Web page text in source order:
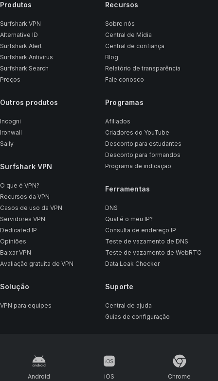
Produtos
Surfshark VPN
Alternative ID
Surfshark Alert
Surfshark Antivirus
Surfshark Search
Preços
Outros produtos
Incogni
Ironwall
Saily
Surfshark VPN
O que é VPN?
Recursos da VPN
Casos de uso da VPN
Servidores VPN
Dedicated IP
Opiniões
Baixar VPN
Avaliação gratuita de VPN
Solução
VPN para equipes
Recursos
Sobre nós
Central de Mídia
Central de confiança
Blog
Relatório de transparência
Fale conosco
Programas
Afiliados
Criadores do YouTube
Desconto para estudantes
Desconto para formandos
Programa de indicação
Ferramentas
DNS
Qual é o meu IP?
Consulta de endereço IP
Teste de vazamento de DNS
Teste de vazamento de WebRTC
Data Leak Checker
Suporte
Central de ajuda
Guias de configuração
Android iOS Chrome